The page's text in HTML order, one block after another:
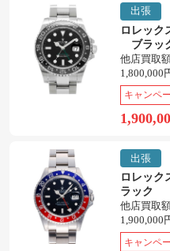
出張
ロレッ
ブラッ
他店買取
1,800,000
キャンペ
出張
ロレッ
ラック
他店買取
1,900,000
キャンペ